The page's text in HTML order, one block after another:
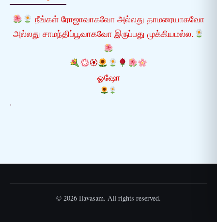
நீங்கள் ரோஜாவாகவோ அல்லது தாமரையாகவோ
அல்லது சாமந்திப்பூவாகவோ இருப்பது முக்கியமல்ல.
🏵
ஓஷோ
.
© 2026 Ilavasam. All rights reserved.